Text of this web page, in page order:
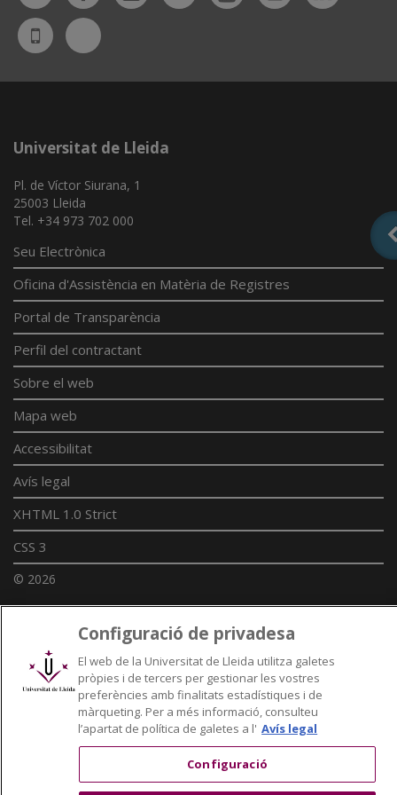
UdL
App
Bluesky
Universitat de Lleida
Pl. de Víctor Siurana, 1
25003 Lleida
Tel. +34 973 702 000
Seu Electrònica
Oficina d'Assistència en Matèria de Registres
Portal de Transparència
Perfil del contractant
Sobre el web
Mapa web
Accessibilitat
Avís legal
XHTML 1.0 Strict
CSS 3
© 2026
Enllaços UdL
Xarxes universitàries
Configuració de privadesa
El web de la Universitat de Lleida utilitza galetes
pròpies i de tercers per gestionar les vostres
preferències amb finalitats estadístiques i de
màrqueting. Per a més informació, consulteu
l’apartat de política de galetes a l' Avís legal
Configuració